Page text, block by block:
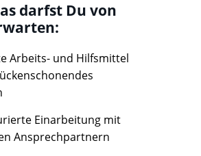
darfst Du von
Arbeits- und Hilfsmittel
Einarbeitung mit
Ansprechpartnern